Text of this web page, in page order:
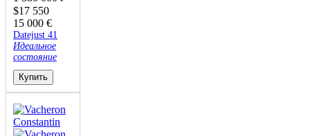
$17 550
15 000 €
Datejust 41
Идеальное
состояние
Купить